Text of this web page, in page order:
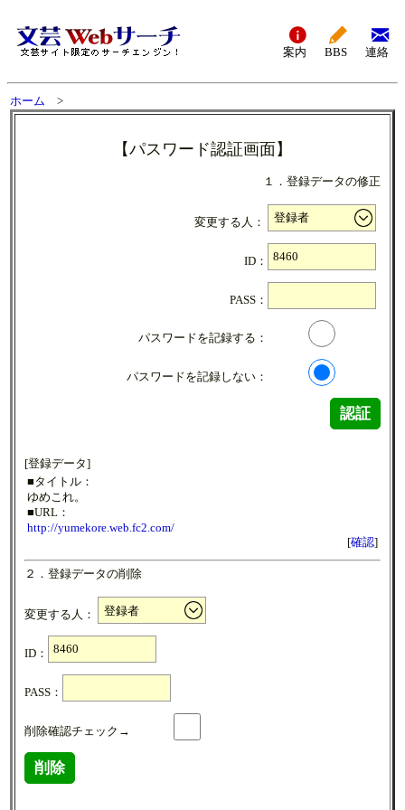
案内 BBS 連絡
ホーム >
【パスワード認証画面】
１．登録データの修正
変更する人：
ID：
PASS：
パスワードを記録する：
パスワードを記録しない：
認証
[登録データ]
■タイトル：
ゆめこれ。
■URL：
http://yumekore.web.fc2.com/
[確認]
２．登録データの削除
変更する人：
ID：
PASS：
削除確認チェック→
削除